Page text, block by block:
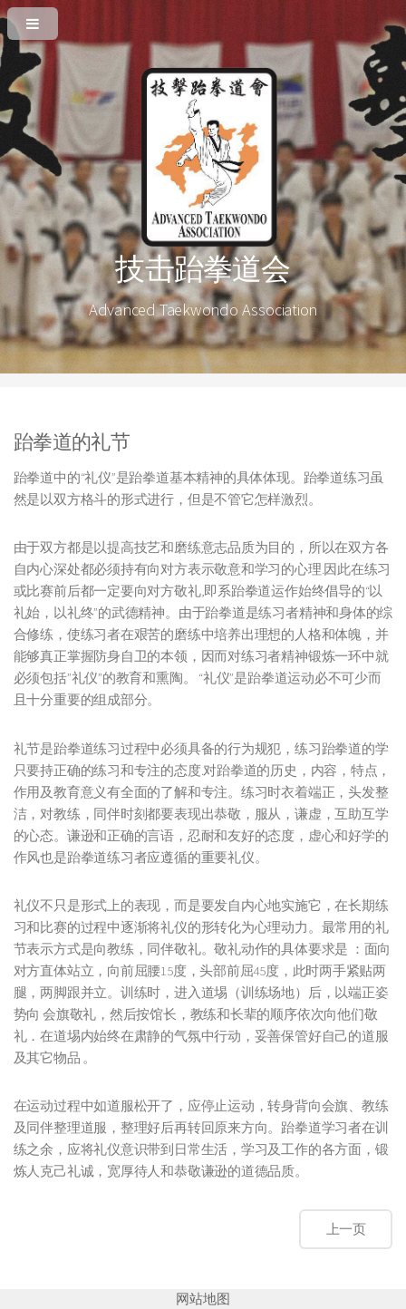
技击跆拳道会
Advanced Taekwondo Association
跆拳道的礼节
跆拳道中的“礼仪”是跆拳道基本精神的具体体现。跆拳道练习虽
然是以双方格斗的形式进行，但是不管它怎样激烈。
由于双方都是以提高技艺和磨练意志品质为目的，所以在双方各
自内心深处都必须持有向对方表示敬意和学习的心理.因此在练习
或比赛前后都一定要向对方敬礼,即系跆拳道运作始终倡导的“以
礼始，以礼终”的武德精神。由于跆拳道是练习者精神和身体的综
合修练，使练习者在艰苦的磨练中培养出理想的人格和体魄，并
能够真正掌握防身自卫的本领，因而对练习者精神锻炼一环中就
必须包括”礼仪”的教育和熏陶。 “礼仪”是跆拳道运动必不可少而
且十分重要的组成部分。
礼节是跆拳道练习过程中必须具备的行为规犯，练习跆拳道的学
只要持正确的练习和专注的态度.对跆拳道的历史，内容，特点，
作用及教育意义有全面的了解和专注。练习时衣着端正，头发整
洁，对教练，同伴时刻都要表现出恭敬，服从，谦虚，互助互学
的心态。谦逊和正确的言语，忍耐和友好的态度，虚心和好学的
作风也是跆拳道练习者应遵循的重要礼仪。
礼仪不只是形式上的表现，而是要发自内心地实施它，在长期练
习和比赛的过程中逐渐将礼仪的形转化为心理动力。最常用的礼
节表示方式是向教练，同伴敬礼。敬礼动作的具体要求是 ：面向
对方直体站立，向前屈腰15度，头部前屈45度，此时两手紧贴两
腿，两脚跟并立。训练时，进入道埸（训练场地）后，以端正姿
势向 会旗敬礼，然后按馆长，教练和长辈的顺序依次向他们敬
礼．在道埸内始终在肃静的气氛中行动，妥善保管好自己的道服
及其它物品 。
在运动过程中如道服松开了，应停止运动，转身背向会旗、教练
及同伴整理道服，整理好后再转回原来方向。跆拳道学习者在训
练之余，应将礼仪意识带到日常生活，学习及工作的各方面，锻
炼人克己礼诚，宽厚待人和恭敬谦逊的道德品质。
网站地图